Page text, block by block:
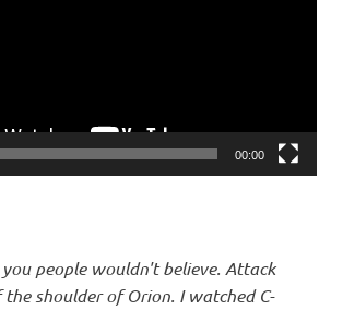
00:00
people wouldn't believe. Attack
shoulder of Orion. I watched C-